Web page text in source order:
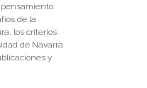
pensamiento
de la
los criterios
de Navarra
y